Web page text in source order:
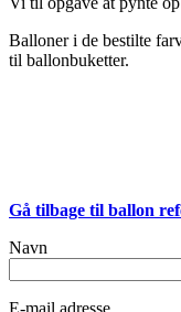
Balloner i de bestilte
til ballonbuketter.
Gå tilbage til ballon
Navn